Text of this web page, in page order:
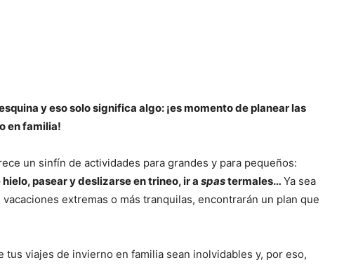
y eso solo significa algo: ¡es momento de planear las
en familia!
un sinfín de actividades para grandes y para pequeños:
pasear y deslizarse en trineo, ir a spastermales… Ya sea
extremas o más tranquilas, encontrarán un plan que
tus viajes de invierno en familia sean inolvidables y, por eso,